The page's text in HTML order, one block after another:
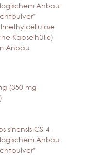
Anbau
Kapselhülle)
Anbau
(350 mg
sinensis-CS-4-
Anbau